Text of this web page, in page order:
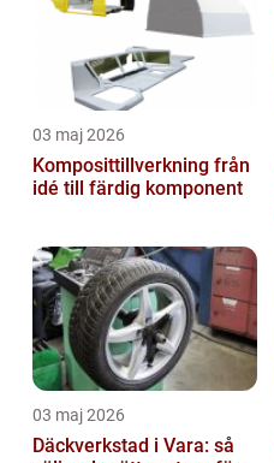
03 maj 2026
Komposittillverkning från
idé till färdig komponent
03 maj 2026
Däckverkstad i Vara: så